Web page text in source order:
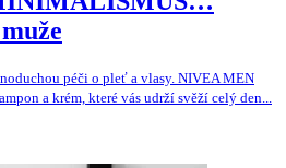
péči o pleť a vlasy. NIVEA MEN
a krém, které vás udrží svěží celý den...